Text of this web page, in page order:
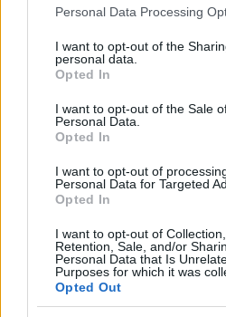
Please note that this website/app
not limited to your visit or usage
grant or deny consent to Google
use your data for below specified
consent section.
Personal Data Processing
I want to opt-out of the
personal data.
Opted In
I want to opt-out of the Sale
Personal Data.
Opted In
I want to opt-out of
Personal Data for Targeted
Opted In
I want to opt-out of Collection,
Retention, Sale, and/or
Personal Data that Is
Purposes for which it was
Opted Out
obiettivi di profitto e le
di riferimento in questo
nuova visione per il mondo
visione che guarda oltre il
orienta verso obiettivi più
cambiamento che non solo
necessario per costruire un
possano realmente